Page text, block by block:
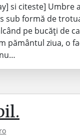
si citeste]
sub formă de
pe bucăți de
pământul ziua, o